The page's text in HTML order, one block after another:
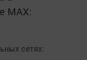
MАХ:
сетях: